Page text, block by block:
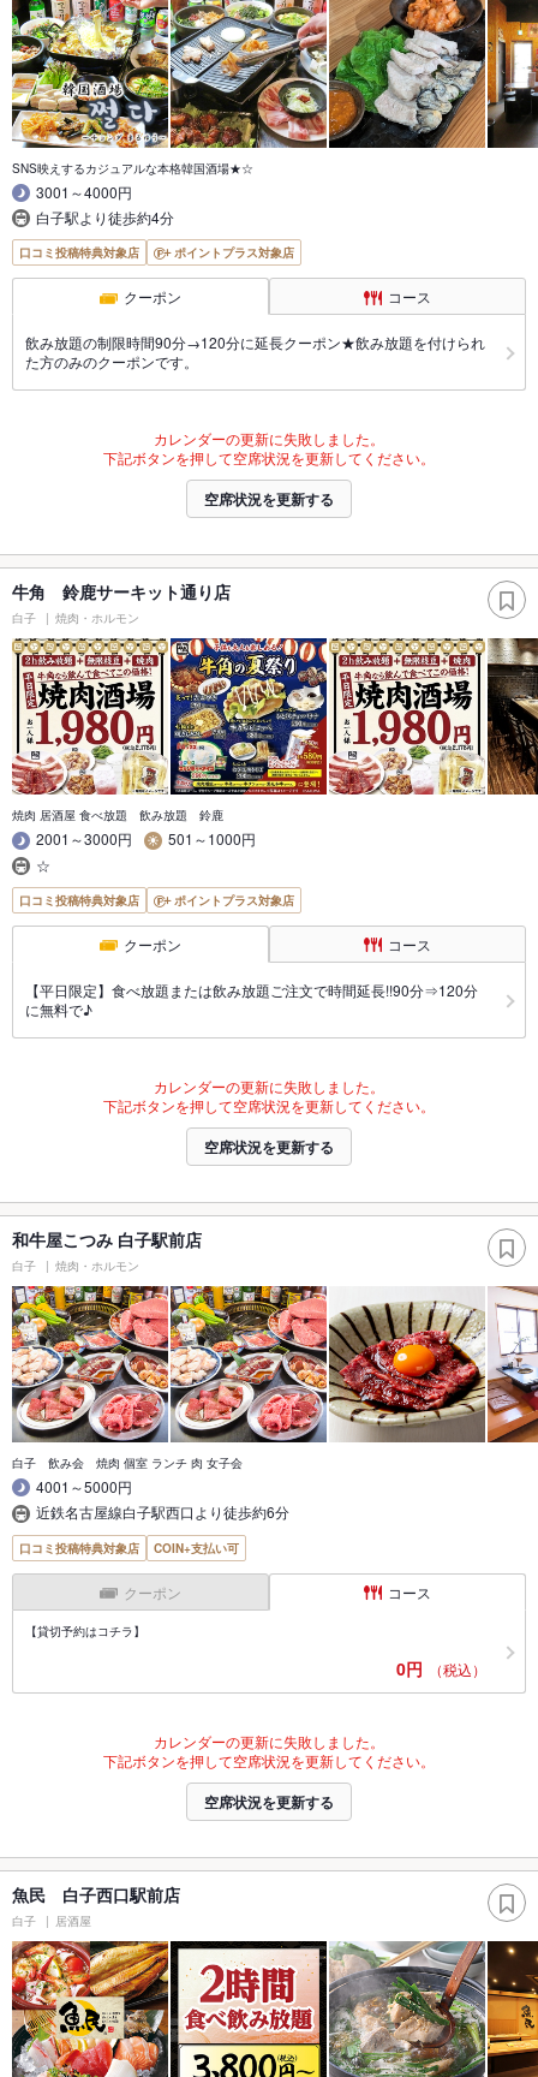
SNS映えするカジュアルな本格韓国酒場★☆
3001～4000円
白子駅より徒歩約4分
口コミ投稿特典対象店 ポイントプラス対象店
クーポン コース
飲み放題の制限時間90分→120分に延長クーポン★飲み放題を付けられ
た方のみのクーポンです。
カレンダーの更新に失敗しました。
下記ボタンを押して空席状況を更新してください。
空席状況を更新する
牛角 鈴鹿サーキット通り店
白子 焼肉・ホルモン
焼肉 居酒屋 食べ放題 飲み放題 鈴鹿
2001～3000円
501～1000円
☆
口コミ投稿特典対象店 ポイントプラス対象店
クーポン コース
【平日限定】食べ放題または飲み放題ご注文で時間延長!!90分⇒120分
に無料で♪
カレンダーの更新に失敗しました。
下記ボタンを押して空席状況を更新してください。
空席状況を更新する
和牛屋こつみ 白子駅前店
白子 焼肉・ホルモン
白子 飲み会 焼肉 個室 ランチ 肉 女子会
4001～5000円
近鉄名古屋線白子駅西口より徒歩約6分
口コミ投稿特典対象店 COIN+支払い可
クーポン コース
【貸切予約はコチラ】
0円 （税込）
カレンダーの更新に失敗しました。
下記ボタンを押して空席状況を更新してください。
空席状況を更新する
魚民 白子西口駅前店
白子 居酒屋